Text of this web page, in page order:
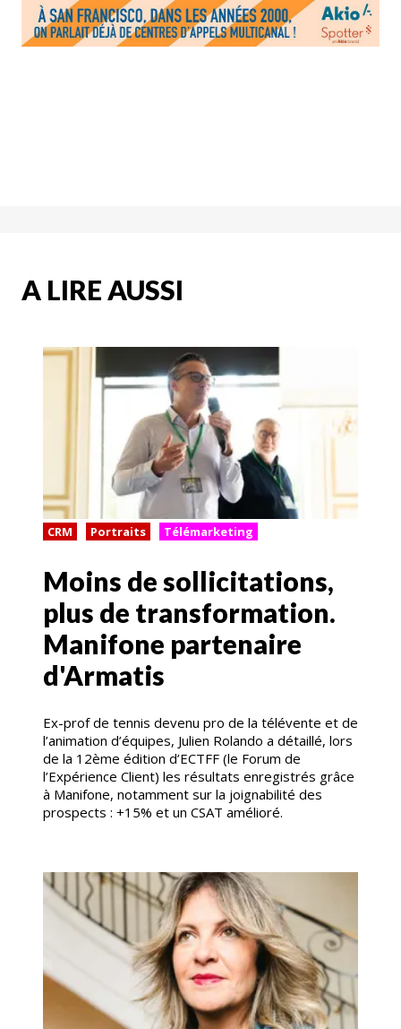
A LIRE AUSSI
CRM Portraits Télémarketing
Moins de sollicitations,
plus de transformation.
Manifone partenaire
d'Armatis
Ex-prof de tennis devenu pro de la télévente et de
l’animation d’équipes, Julien Rolando a détaillé, lors
de la 12ème édition d’ECTFF (le Forum de
l’Expérience Client) les résultats enregistrés grâce
à Manifone, notamment sur la joignabilité des
prospects : +15% et un CSAT amélioré.